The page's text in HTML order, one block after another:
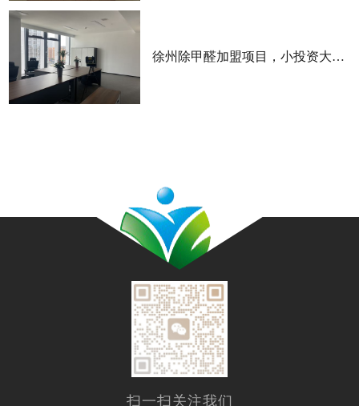
徐州除甲醛加盟项目，小投资大回报的优选
扫一扫关注我们